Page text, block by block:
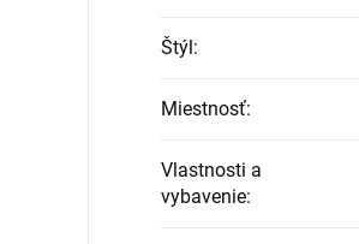
Štýl :
Miestnosť:
Vlastnosti a
vybavenie: